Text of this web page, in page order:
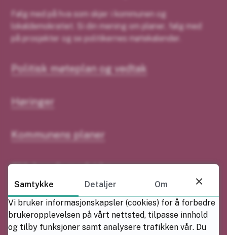
Følg med på hva som skjer i kommunen og
lokaldemokratiet. Si din mening om planer, følg med
på prosjekter og se politikernes møtekalender.
Politisk møteplan og vedtak
Høringer
Kommunens planer
Slik kan du medvirke
Postliste
Samtykke Detaljer
Om
Vi bruker informasjonskapsler (cookies) for å forbedre
brukeropplevelsen på vårt nettsted, tilpasse innhold
og tilby funksjoner samt analysere trafikken vår. Du